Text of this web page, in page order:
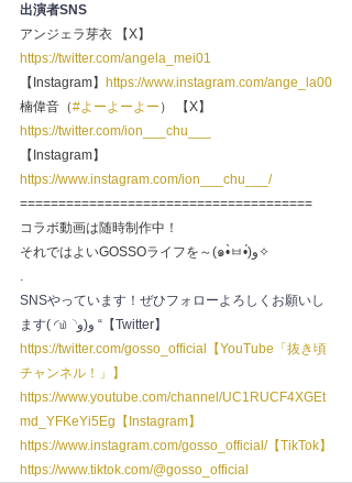
出演者SNS
アンジェラ芽衣 【X】
https://twitter.com/angela_mei01
【Instagram】 https://www.instagram.com/ange_la00
楠偉音（#よーよーよー ） 【X】
https://twitter.com/ion___chu___
【Instagram】
https://www.instagram.com/ion___chu___/
======================================
コラボ動画は随時制作中！
それではよいGOSSOライフを～(๑•̀ㅂ•́)و✧
SNSやっています！ぜひフォローよろしくお願いし
ます( ◜௰◝و(و “【Twitter】
https://twitter.com/gosso_official【YouTube「抜き頃
チャンネル！」】
https://www.youtube.com/channel/UC1RUCF4XGEt
md_YFKeYi5Eg【Instagram】
https://www.instagram.com/gosso_official/【TikTok】
https://www.tiktok.com/@gosso_official